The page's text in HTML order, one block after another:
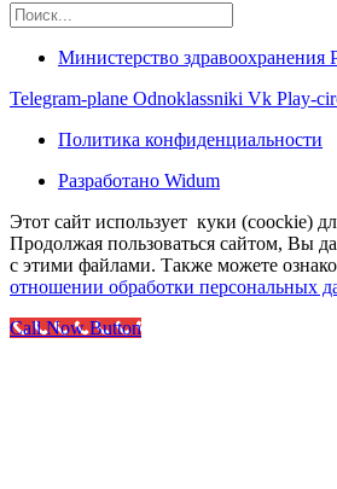
Министерство
Telegram-plane Odnoklassniki Vk Play-
Политика конфиденциальности
Разработано Widum
Этот сайт использует куки (coockie)
Продолжая пользоваться сайтом, Вы
с этими файлами. Также можете
отношении обработки персональных
Call Now Button